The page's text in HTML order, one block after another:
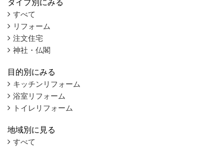
タイプ別にみる
すべて
リフォーム
注文住宅
神社・仏閣
目的別にみる
キッチンリフォーム
浴室リフォーム
トイレリフォーム
地域別に見る
すべて